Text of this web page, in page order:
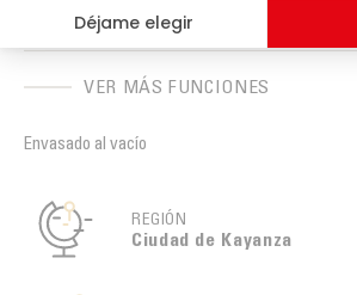
PAÍS DE ORIGEN
VER MÁS FUNCIONES
Envasado al vacío
REGIÓN
Ciudad de Kayanza